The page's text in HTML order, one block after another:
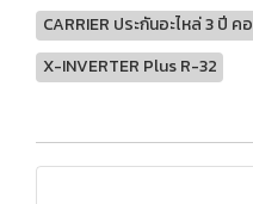
CARRIER ประกันอะไหล่ 3 ปี
X-INVERTER Plus R-32